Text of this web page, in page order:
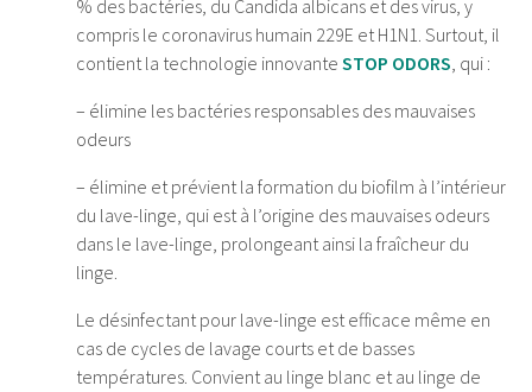
% des bactéries, du Candida albicans et des virus, y
compris le coronavirus humain 229E et H1N1. Surtout, il
contient la technologie innovante STOP ODORS, qui :
– élimine les bactéries responsables des mauvaises
odeurs
– élimine et prévient la formation du biofilm à l’intérieur
du lave-linge, qui est à l’origine des mauvaises odeurs
dans le lave-linge, prolongeant ainsi la fraîcheur du
linge.
Le désinfectant pour lave-linge est efficace même en
cas de cycles de lavage courts et de basses
températures. Convient au linge blanc et au linge de